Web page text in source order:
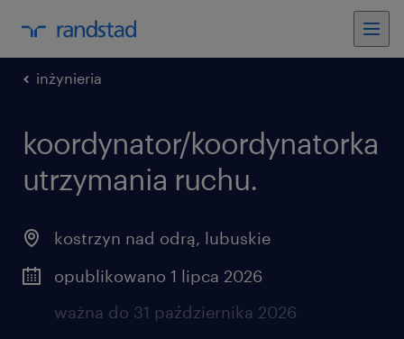
inżynieria
koordynator/koordynatorka
utrzymania ruchu.
kostrzyn nad odrą, lubuskie
opublikowano 1 lipca 2026
ważna do 31 października 2026